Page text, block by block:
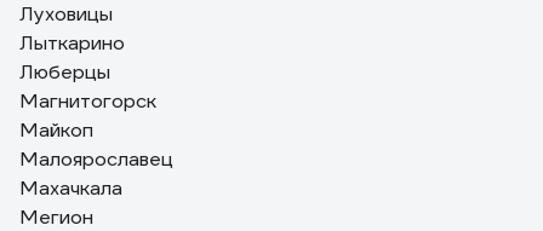
Луховицы
Лыткарино
Люберцы
Магнитогорск
Майкоп
Малоярославец
Махачкала
Мегион